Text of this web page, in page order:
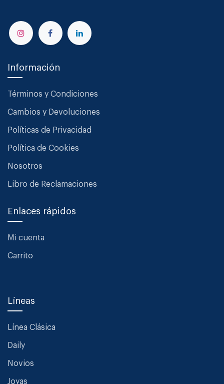
Información
Términos y Condiciones
Cambios y Devoluciones
Políticas de Privacidad
Política de Cookies
Nosotros
Libro de Reclamaciones
Enlaces rápidos
Mi cuenta
Carrito
Líneas
Línea Clásica
Daily
Novios
Joyas